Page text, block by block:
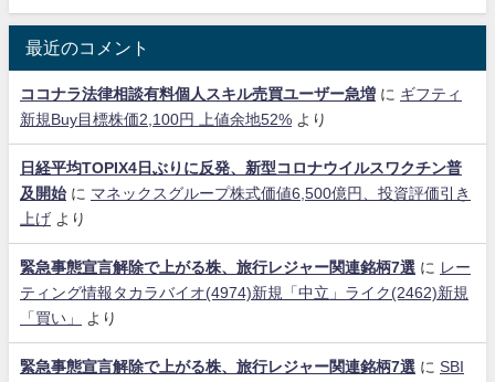
最近のコメント
ココナラ法律相談有料個人スキル売買ユーザー急増 に ギフティ
新規Buy目標株価2,100円 上値余地52% より
日経平均TOPIX4日ぶりに反発、新型コロナウイルスワクチン普
及開始に マネックスグループ株式価値6,500億円、投資評価引き
上げ より
緊急事態宣言解除で上がる株、旅行レジャー関連銘柄7選 に レー
ティング情報タカラバイオ(4974)新規「中立」ライク(2462)新規
「買い」
より
緊急事態宣言解除で上がる株、旅行レジャー関連銘柄7選 に SBI